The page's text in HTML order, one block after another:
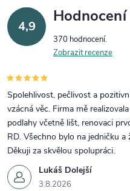
4,9
370 hodnocení
Zobrazit recenze
Lukáš Dolejší
3.8.2026
Spolehlivost, pečlivost a
vzácná věc. Firma mě
podlahy včetně lišt, renovaci
RD. Všechno bylo na jedničku
Děkuji za skvělou spolupráci.